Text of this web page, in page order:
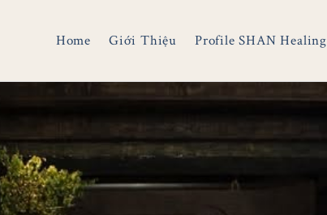
Home Giới Thiệu Profile SHAN Healing